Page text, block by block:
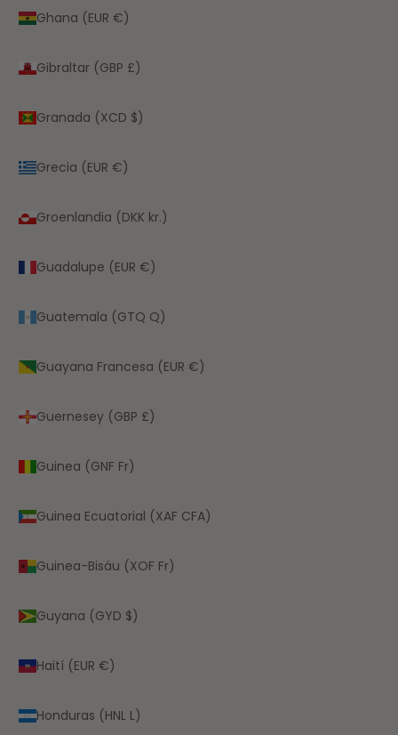
Ghana (EUR €)
Gibraltar (GBP £)
Granada (XCD $)
Grecia (EUR €)
Groenlandia (DKK kr.)
Guadalupe (EUR €)
Guatemala (GTQ Q)
Guayana Francesa (EUR €)
Guernesey (GBP £)
Guinea (GNF Fr)
Guinea Ecuatorial (XAF CFA)
Guinea-Bisáu (XOF Fr)
Guyana (GYD $)
Haití (EUR €)
Honduras (HNL L)